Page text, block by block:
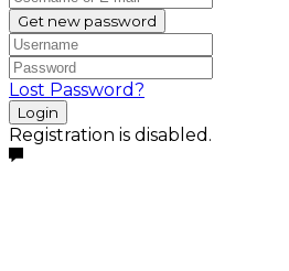
Get new password
Lost Password?
Login
Registration is disabled.